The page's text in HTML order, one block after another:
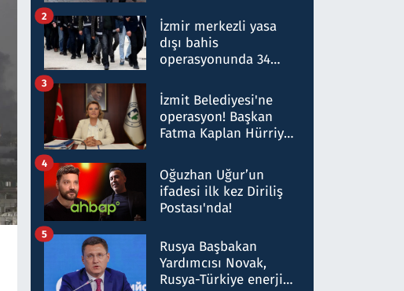
hakkında gözaltı kararı
İzmir merkezli yasa
dışı bahis
operasyonunda 34
Milyar liralık para
trafiği tespit edildi
2
İzmit Belediyesi'ne
operasyon! Başkan
Fatma Kaplan Hürriyet
3
Oğuzhan Uğur’un
ifadesi ilk kez Diriliş
Postası'nda!
4
Rusya Başbakan
Yardımcısı Novak,
Rusya-Türkiye enerji
5